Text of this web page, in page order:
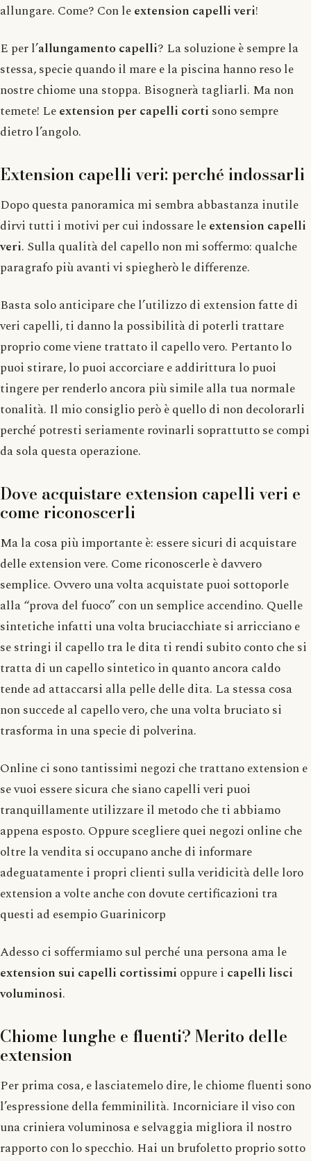
allungare. Come? Con leextension capelli veri!
E per l’allungamento capelli? La soluzione è sempre la
stessa, specie quando il mare e la piscina hanno reso le
nostre chiome una stoppa. Bisognerà tagliarli. Ma non
temete! Leextension per capelli corti sono sempre
dietro l’angolo.
Extension capelli veri: perché indossarli
Dopo questa panoramica mi sembra abbastanza inutile
dirvi tutti i motivi per cui indossare leextension capelli
veri. Sulla qualità del capello non mi soffermo: qualche
paragrafo più avanti vi spiegherò le differenze.
Basta solo anticipare che l’utilizzo di extension fatte di
veri capelli, ti danno la possibilità di poterli trattare
proprio come viene trattato il capello vero. Pertanto lo
puoi stirare, lo puoi accorciare e addirittura lo puoi
tingere per renderlo ancora più simile alla tua normale
tonalità. Il mio consiglio però è quello di non decolorarli
perché potresti seriamente rovinarli soprattutto se compi
da sola questa operazione.
Dove acquistare extension capelli veri e
come riconoscerli
Ma la cosa più importante è: essere sicuri di acquistare
delle extension vere. Come riconoscerle è davvero
semplice. Ovvero una volta acquistate puoi sottoporle
alla “prova del fuoco” con un semplice accendino. Quelle
sintetiche infatti una volta bruciacchiate si arricciano e
se stringi il capello tra le dita ti rendi subito conto che si
tratta di un capello sintetico in quanto ancora caldo
tende ad attaccarsi alla pelle delle dita. La stessa cosa
non succede al capello vero, che una volta bruciato si
trasforma in una specie di polverina.
Online ci sono tantissimi negozi che trattano extension e
se vuoi essere sicura che siano capelli veri puoi
tranquillamente utilizzare il metodo che ti abbiamo
appena esposto. Oppure scegliere quei negozi online che
oltre la vendita si occupano anche di informare
adeguatamente i propri clienti sulla veridicità delle loro
extension a volte anche con dovute certificazioni tra
questi ad esempio Guarinicorp
Adesso ci soffermiamo sul perché una persona ama le
extension sui capelli cortissimi oppure i capelli lisci
voluminosi.
Chiome lunghe e fluenti? Merito delle
extension
Per prima cosa, e lasciatemelo dire, le chiome fluenti sono
l’espressione della femminilità. Incorniciare il viso con
una criniera voluminosa e selvaggia migliora il nostro
rapporto con lo specchio. Hai un brufoletto proprio sotto